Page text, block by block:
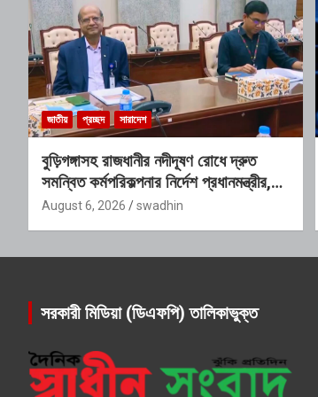
জাতীয় প্রচ্ছদ সারাদেশ
বুড়িগঙ্গাসহ রাজধানীর নদীদূষণ রোধে দ্রুত
সমন্বিত কর্মপরিকল্পনার নির্দেশ প্রধানমন্ত্রীর,
গঠিত হচ্ছে আন্তঃসংস্থা সমন্বয় কমিটি
August 6, 2026 swadhin
সরকারী মিডিয়া (ডিএফপি) তালিকাভুক্ত